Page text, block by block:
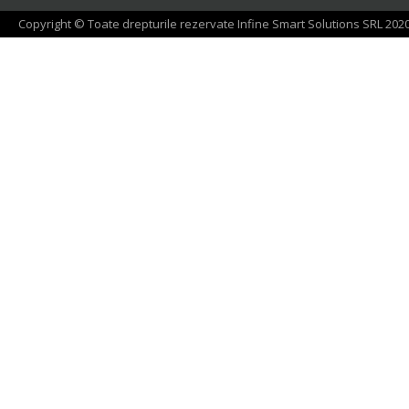
Copyright © Toate drepturile rezervate Infine Smart Solutions SRL